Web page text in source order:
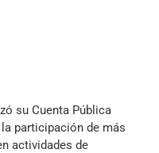
su Cuenta Pública
participación de más
actividades de